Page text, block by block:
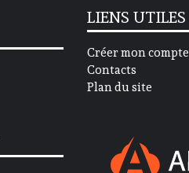
LIENS UTILES
Créer mon compte
Contacts
Plan du site